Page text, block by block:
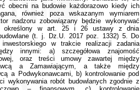
obecni na budowie każdorazowo kiedy ich
również poza wskazanym wymiarem
nadzoru zobowiązany będzie wykonywać
określony w art. 25 i 26 ustawy z dnia
(t. j. Dz.U. 2017 poz. 1332) 5. Do
inwestorskiego w trakcie realizacji zadania
innymi: a) szczegółowa znajomość
oraz treści umowy zawartej między
a Zamawiającym, a także między
a Podwykonawcami, b) kontrolowanie pod
wykonywania robót budowlanych zgodnie z